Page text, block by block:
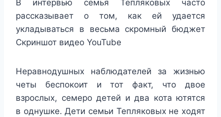
В интервью семья Тепляковых часто
рассказывает о том, как ей удается
укладываться в весьма скромный бюджет
Скриншот видео YouTube
Неравнодушных наблюдателей за жизнью
четы беспокоит и тот факт, что двое
взрослых, семеро детей и два кота ютятся
в однушке. Дети семьи Тепляковых не ходят